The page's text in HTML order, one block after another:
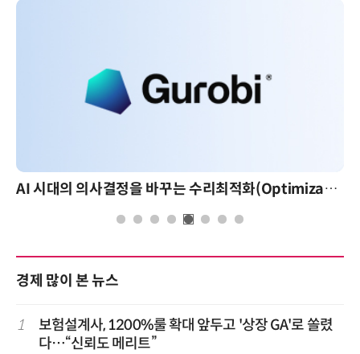
AI 시대의 의사결정을 바꾸는 수리최적화(Optimization): 실제 산업 적용 사례와 활용 전략
경제 많이 본 뉴스
1
보험설계사, 1200%룰 확대 앞두고 '상장 GA'로 쏠렸
다…“신뢰도 메리트”